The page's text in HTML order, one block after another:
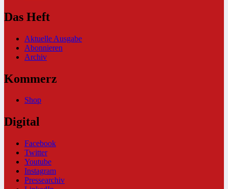
Das Heft
Aktuelle Ausgabe
Abonnieren
Archiv
Kommerz
Shop
Digital
Facebook
Twitter
Youtube
Instagram
Pressearchiv